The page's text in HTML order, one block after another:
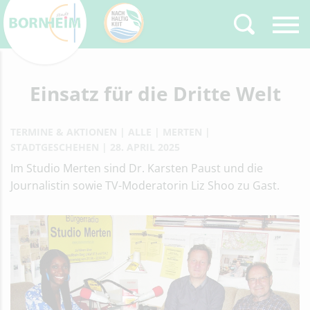
Zurück
Type 2 or more
characters for results.
Einsatz für die Dritte Welt
Im Studio Merten sind Dr. Karsten Paust und die
Journalistin sowie TV-Moderatorin Liz Shoo zu Gast.